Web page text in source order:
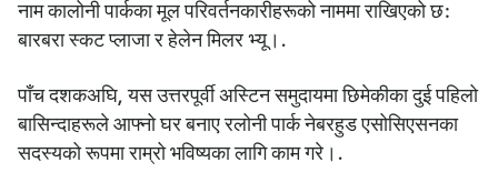
नाम कालोनी पार्कका मूल परिवर्तनकारीहरूको नाममा राखिएको छ:
बारबरा स्कट प्लाजा र हेलेन मिलर भ्यू।.
पाँच दशकअघि, यस उत्तरपूर्वी अस्टिन समुदायमा छिमेकीका दुई पहिलो
बासिन्दाहरूले आफ्नो घर बनाए रलोनी पार्क नेबरहुड एसोसिएसनका
सदस्यको रूपमा राम्रो भविष्यका लागि काम गरे।.